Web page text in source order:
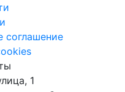
соглашение
1